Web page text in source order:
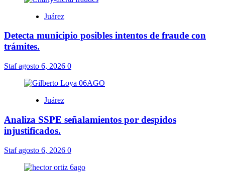
Juárez
Detecta municipio posibles intentos de fraude con
trámites.
Stafagosto 6, 2026 0
Juárez
Analiza SSPE señalamientos por despidos
injustificados.
Stafagosto 6, 2026 0